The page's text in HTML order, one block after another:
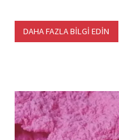
DAHA FAZLA BİLGİ EDİN